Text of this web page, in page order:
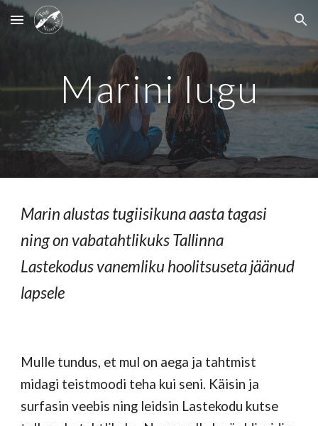
Skip to main content Skip to navigation
Marini lugu
Marin alustas tugiisikuna aasta tagasi
ning on vabatahtlikuks Tallinna
Lastekodus vanemliku hoolitsuseta jäänud
lapsele
Mulle tundus, et mul on aega ja tahtmist
midagi teistmoodi teha kui seni. Käisin ja
surfasin veebis ning leidsin Lastekodu kutse